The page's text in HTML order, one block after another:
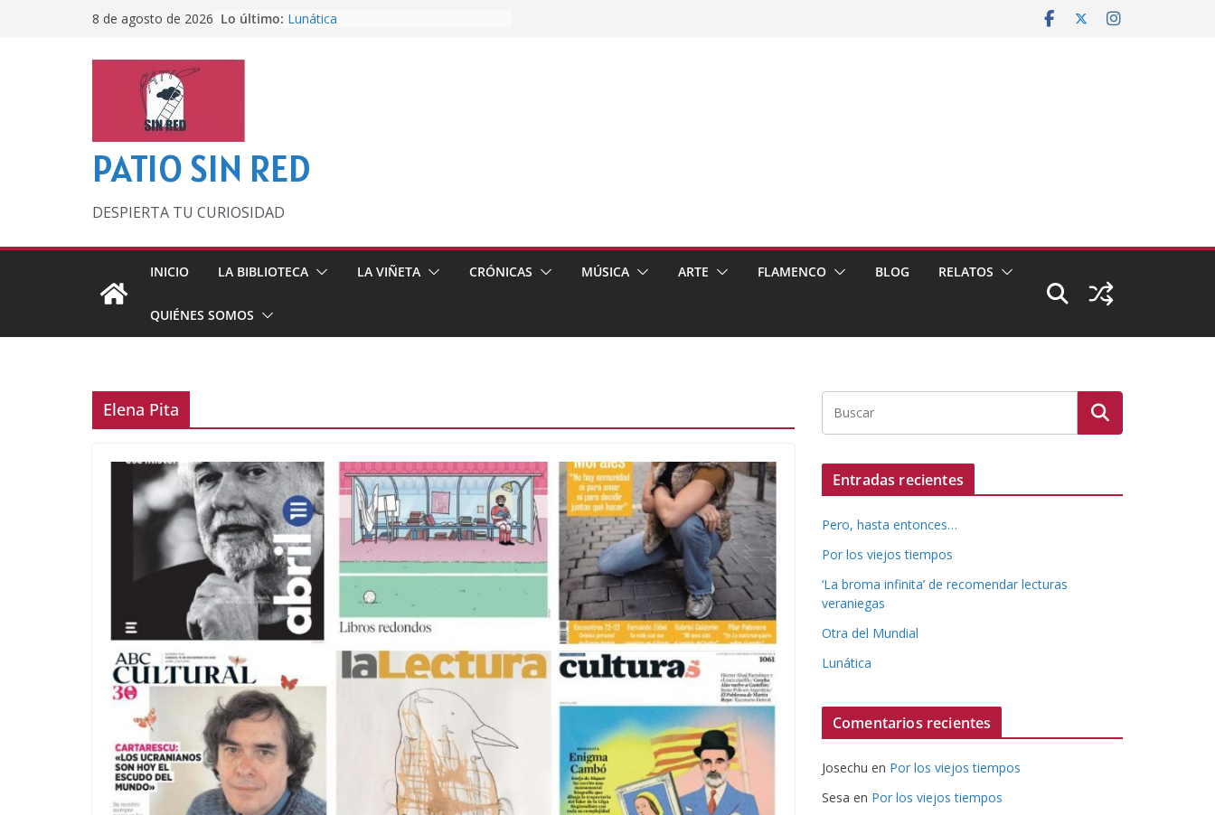
8 de agosto de 2026 Lo último: Lunática
PATIO SIN RED
DESPIERTA TU CURIOSIDAD
INICIO LA BIBLIOTECA LA VIÑETA CRÓNICAS MÚSICA ARTE FLAMENCO BLOG RELATOS
QUIÉNES SOMOS
Elena Pita
Entradas recientes
Pero, hasta entonces…
Por los viejos tiempos
‘La broma infinita’ de recomendar lecturas
veraniegas
Otra del Mundial
Lunática
Comentarios recientes
Josechu en Por los viejos tiempos
Sesa en Por los viejos tiempos